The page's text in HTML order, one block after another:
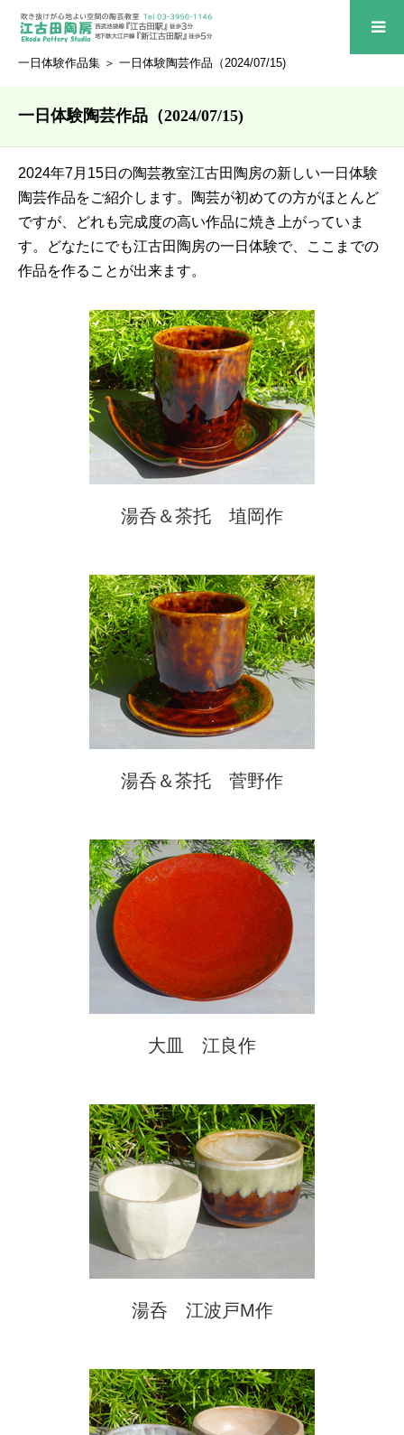
一日体験作品集 ＞ 一日体験陶芸作品（2024/07/15)
一日体験陶芸作品（2024/07/15)
2024年7月15日の陶芸教室江古田陶房の新しい一日体験
陶芸作品をご紹介します。陶芸が初めての方がほとんど
ですが、どれも完成度の高い作品に焼き上がっていま
す。どなたにでも江古田陶房の一日体験で、ここまでの
作品を作ることが出来ます。
湯呑＆茶托 埴岡作
湯呑＆茶托 菅野作
大皿 江良作
湯呑 江波戸M作